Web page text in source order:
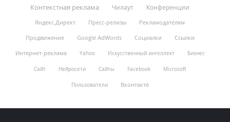
Контекстная реклама
Чилаут Конференции
Яндекс.Директ Пресс-релизы
Рекламодателям
Продвижение
Google AdWords Социалки
Ссылки
Интернет-реклама
Yahoo Искусственный интеллект Бизнес
Сайт Нейросети Сайты Facebook Microsoft
Пользователи Вконтакте